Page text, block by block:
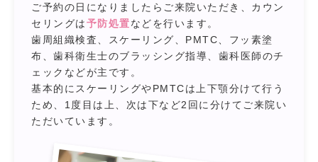
ご予約の日になりましたらご来院いただき、カウン
セリングは予防処置などを行います。
歯周組織検査、スケーリング、PMTC、フッ素塗
布、歯科衛生士のブラッシング指導、歯科医師のチ
ェックなどが主です。
基本的にスケーリングやPMTCは上下顎分けて行う
ため、1度目は上、次は下など2回に分けてご来院い
ただいています。